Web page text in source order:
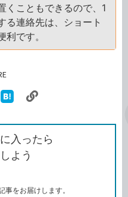
くこともできるので、1
る連絡先は、ショート
です。
な
ブ
ッ
ク
ク
ク
を
コ
入ったら
よう
事をお届けします。